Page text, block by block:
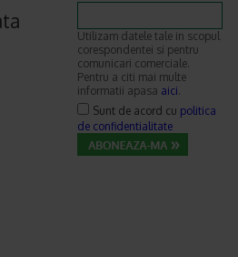
Utilizam datele tale in scopul
corespondentei si pentru
comunicari comerciale.
Pentru a citi mai multe
informatii apasa aici.
Sunt de acord cu politica
de confidentialitate